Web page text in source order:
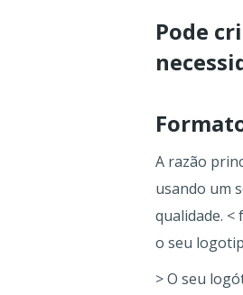
Pode
A razão
usando um
qualidade.
o seu
> O seu